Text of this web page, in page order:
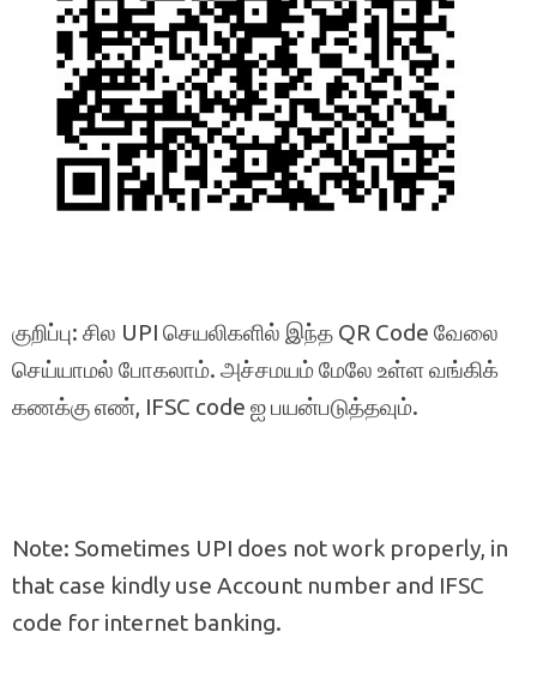
குறிப்பு: சில UPI செயலிகளில் இந்த QR Code வேலை
செய்யாமல் போகலாம். அச்சமயம் மேலே உள்ள வங்கிக்
கணக்கு எண், IFSC code ஐ பயன்படுத்தவும்.
Note: Sometimes UPI does not work properly, in
that case kindly use Account number and IFSC
code for internet banking.